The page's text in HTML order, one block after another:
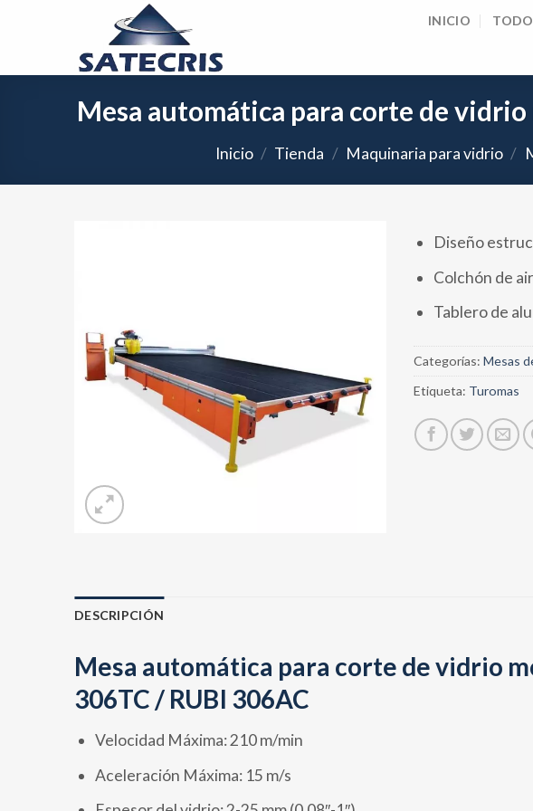
INICIO
Mesa automática para corte de
Inicio / Tienda / Maquinaria para vidrio /
Diseño
Colchón de
Tablero de
Categorías: Mesas
Etiqueta: Turomas
DESCRIPCIÓN
Mesa automática para corte de vidrio
306TC / RUBI 306AC
Velocidad Máxima: 210 m/min
Aceleración Máxima: 15 m/s